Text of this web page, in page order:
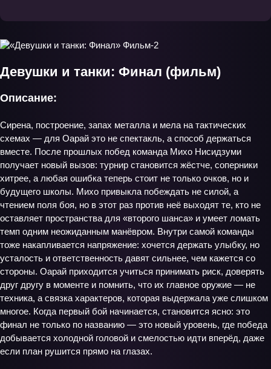
Девушки и танки: Финал (фильм)
Описание:
Сирена, построение, запах металла и мела на тактических
схемах — для Оарай это не спектакль, а способ держаться
вместе. После прошлых побед команда Михо Нисидзуми
получает новый вызов: турнир становится жёстче, соперники
хитрее, а любая ошибка теперь стоит не только очков, но и
будущего школы. Михо привыкла побеждать не силой, а
чтением поля боя, но в этот раз против неё выходят те, кто не
оставляет пространства для «второго шанса» и умеет ломать
темп одним неожиданным манёвром. Внутри самой команды
тоже накапливается напряжение: хочется держать улыбку, но
усталость и ответственность давят сильнее, чем кажется со
стороны. Оарай приходится учиться принимать риск, доверять
друг другу в моменте и помнить, что их главное оружие — не
техника, а связка характеров, которая выдержала уже слишком
многое. Когда первый бой начинается, становится ясно: это
финал не только по названию — это новый уровень, где победа
добывается холодной головой и смелостью идти вперёд, даже
если план рушится прямо на глазах.